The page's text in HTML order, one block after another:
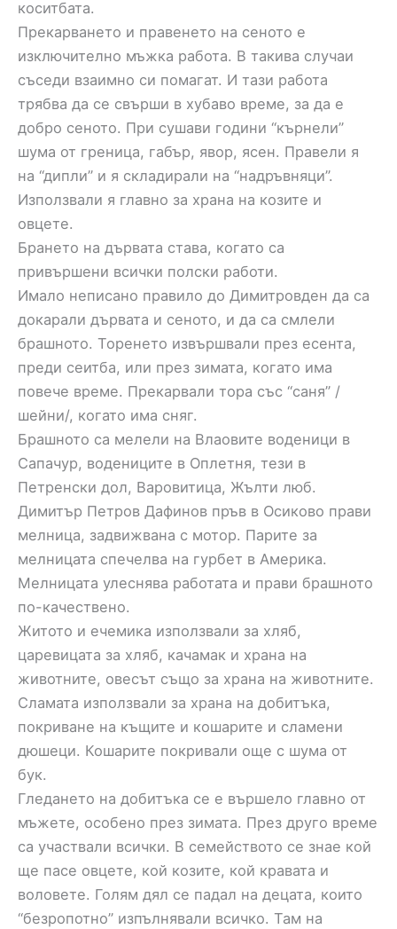
коситбата.
Прекарването и правенето на сеното е
изключително мъжка работа. В такива случаи
съседи взаимно си помагат. И тази работа
трябва да се свърши в хубаво време, за да е
добро сеното. При сушави години “кърнели”
шума от греница, габър, явор, ясен. Правели я
на “дипли” и я складирали на “надръвняци”.
Използвали я главно за храна на козите и
овцете.
Брането на дървата става, когато са
привършени всички полски работи.
Имало неписано правило до Димитровден да са
докарали дървата и сеното, и да са смлели
брашното. Торенето извършвали през есента,
преди сеитба, или през зимата, когато има
повече време. Прекарвали тора със “саня” /
шейни/, когато има сняг.
Брашното са мелели на Влаовите воденици в
Сапачур, водениците в Оплетня, тези в
Петренски дол, Варовитица, Жълти люб.
Димитър Петров Дафинов пръв в Осиково прави
мелница, задвижвана с мотор. Парите за
мелницата спечелва на гурбет в Америка.
Мелницата улеснява работата и прави брашното
по-качествено.
Житото и ечемика използвали за хляб,
царевицата за хляб, качамак и храна на
животните, овесът също за храна на животните.
Сламата използвали за храна на добитъка,
покриване на къщите и кошарите и сламени
дюшеци. Кошарите покривали още с шума от
бук.
Гледането на добитъка се е вършело главно от
мъжете, особено през зимата. През друго време
са участвали всички. В семейството се знае кой
ще пасе овцете, кой козите, кой кравата и
воловете. Голям дял се падал на децата, които
“безропотно” изпълнявали всичко. Там на